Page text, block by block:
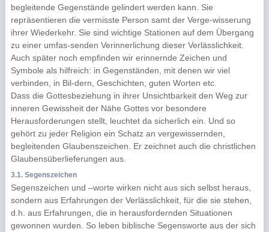
begleitende Gegenstände gelindert werden kann. Sie
repräsentieren die vermisste Person samt der Verge-wisserung
ihrer Wiederkehr. Sie sind wichtige Stationen auf dem Übergang
zu einer umfas-senden Verinnerlichung dieser Verlässlichkeit.
Auch später noch empfinden wir erinnernde Zeichen und
Symbole als hilfreich: in Gegenständen, mit denen wir viel
verbinden, in Bil-dern, Geschichten, guten Worten etc.
Dass die Gottesbeziehung in ihrer Unsichtbarkeit den Weg zur
inneren Gewissheit der Nähe Gottes vor besondere
Herausforderungen stellt, leuchtet da sicherlich ein. Und so
gehört zu jeder Religion ein Schatz an vergewissernden,
begleitenden Glaubenszeichen. Er zeichnet auch die christlichen
Glaubensüberlieferungen aus.
3.1. Segenszeichen
Segenszeichen und –worte wirken nicht aus sich selbst heraus,
sondern aus Erfahrungen der Verlässlichkeit, für die sie stehen,
d.h. aus Erfahrungen, die in herausfordernden Situationen
gewonnen wurden. So leben biblische Segensworte aus der sich